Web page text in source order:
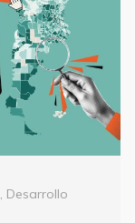
, Desarrollo